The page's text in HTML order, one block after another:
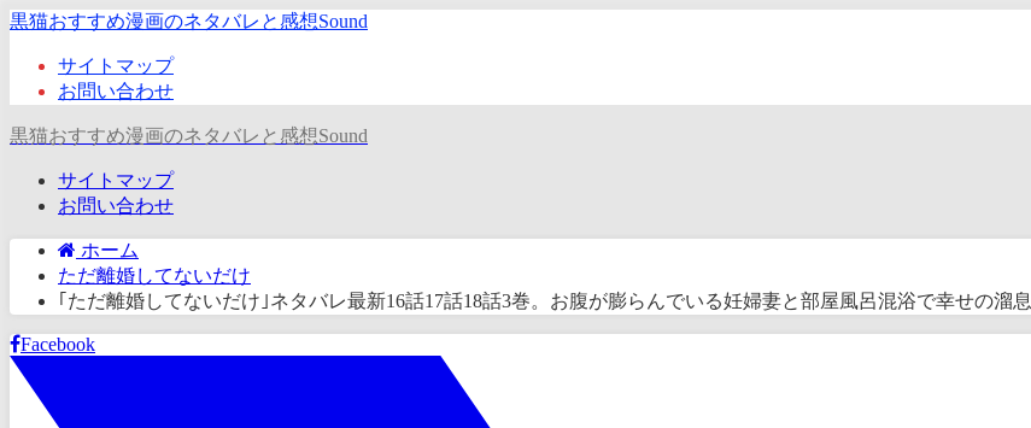
黒猫おすすめ漫画のネタバレと感想Sound
サイトマップ
お問い合わせ
黒猫おすすめ漫画のネタバレと感想Sound
サイトマップ
お問い合わせ
ホーム
ただ離婚してないだけ
｢ただ離婚してないだけ｣ネタバレ最新16話17話18話3巻。お腹が膨らんでいる妊婦妻と部屋風呂混浴で幸せの溜息
Facebook